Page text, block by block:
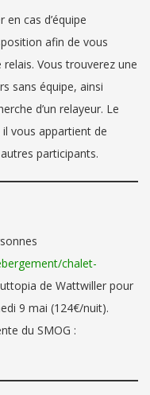
en cas d’équipe
afin de vous
Vous trouverez une
sans équipe, ainsi
d’un relayeur. Le
vous appartient de
participants.
chalet-
de Wattwiller pour
9 mai (124€/nuit).
du SMOG :